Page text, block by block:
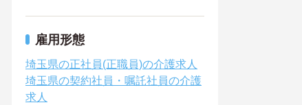
雇用形態
埼玉県の正社員(正職員)の介護求人
埼玉県の契約社員・嘱託社員の介護
求人